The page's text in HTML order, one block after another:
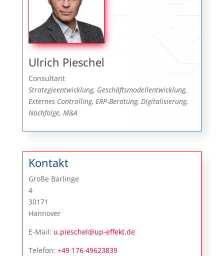
Ulrich Pieschel
Consultant
Strategieentwicklung, Geschäftsmodellentwicklung,
Externes Controlling, ERP-Beratung, Digitalisierung,
Nachfolge, M&A
Kontakt
Große Barlinge
4
30171
Hannover
E-Mail: u.pieschel@up-effekt.de
Telefon: +49 176 49623839